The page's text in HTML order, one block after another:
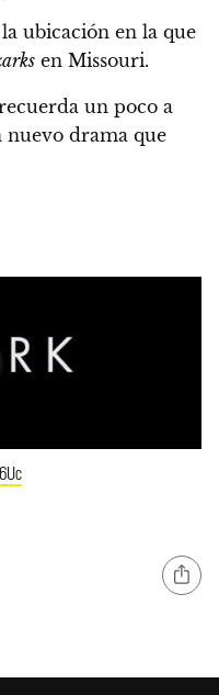
ubicación en la que
en Missouri.
un poco a
nuevo drama que